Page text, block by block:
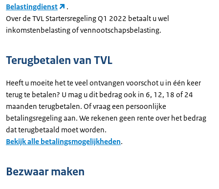
Belastingdienst
.
Over de TVL Startersregeling Q1 2022 betaalt u wel
inkomstenbelasting of vennootschapsbelasting.
Terugbetalen van TVL
Heeft u moeite het te veel ontvangen voorschot u in één keer
terug te betalen? U mag u dit bedrag ook in 6, 12, 18 of 24
maanden terugbetalen. Of vraag een persoonlijke
betalingsregeling aan. We rekenen geen rente over het bedrag
dat terugbetaald moet worden.
Bekijk alle betalingsmogelijkheden.
Bezwaar maken